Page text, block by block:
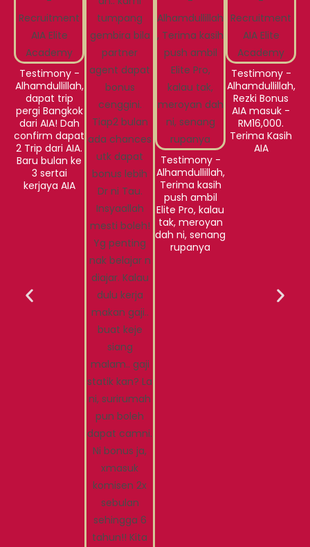
Testimony -
Alhamdullillah,
dapat trip
pergi Bangkok
dari AIA! Dah
confirm dapat
2 Trip dari AIA.
Baru bulan ke
3 sertai
kerjaya AIA
Testimony -
Alhamdullillah,
Terima kasih
push ambil
Elite Pro, kalau
tak, meroyan
dah ni, senang
rupanya
Testimony -
Alhamdullillah,
Rezki Bonus
AIA masuk -
RM16,000.
Terima Kasih
AIA